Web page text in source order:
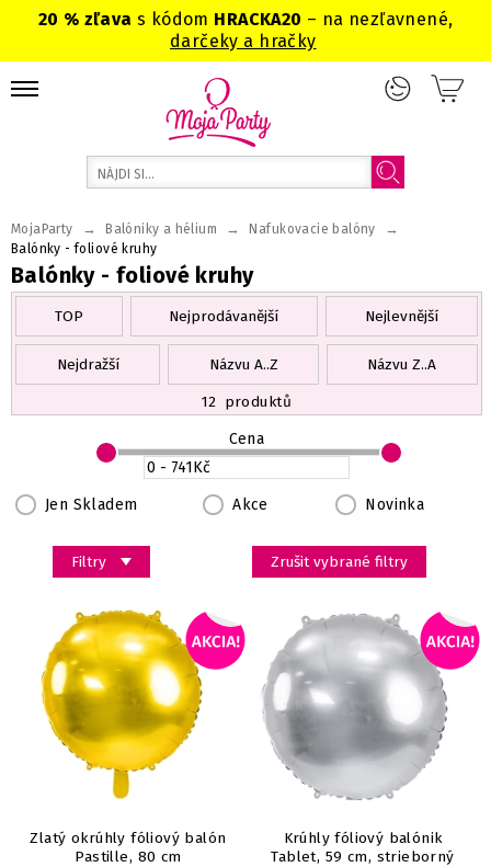
20 % zľavas kódom HRACKA20 – na nezľavnené,
darčeky a hračky
Balónky - foliové kruhy
MojaParty → Balóniky a hélium → Nafukovacie balóny →
Balónky - foliové kruhy
TOP Nejprodávanější Nejlevnější
Nejdražší Názvu A..Z
Názvu Z..A
12 produktů
Filtry
Jen Skladem Akce Novinka
Cena
Zrušit vybrané filtry
Zlatý okrúhly fóliový balón
Pastille, 80 cm
Krúhly fóliový balónik
Tablet, 59 cm, strieborný